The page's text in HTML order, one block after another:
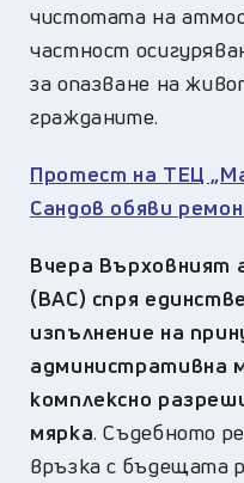
чистотата на
частност
за опазване на
гражданите.
Протест на ТЕЦ
Сандов обяви
Вчера Върховният
(ВАС) спря
изпълнение на
административна
комплексно
мярка. Съдебното
връзка с бъдещата